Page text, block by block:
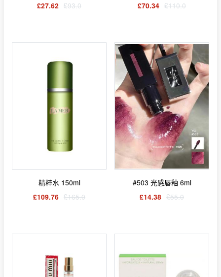
£27.62 £93.0
£70.34 £110.0
精粹水 150ml
£109.76 £165.0
#503 光感唇釉 6ml
£14.38 £55.0